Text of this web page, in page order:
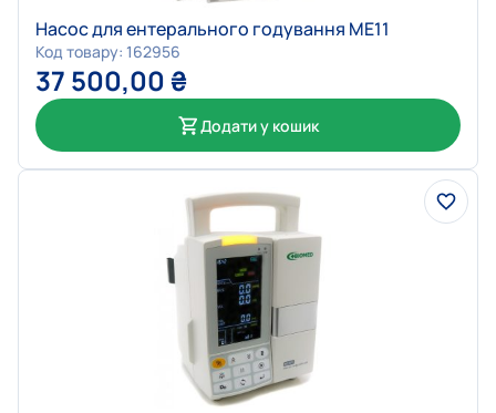
Насос для ентерального годування ME11
Код товару: 162956
37 500,00 ₴
Додати у кошик